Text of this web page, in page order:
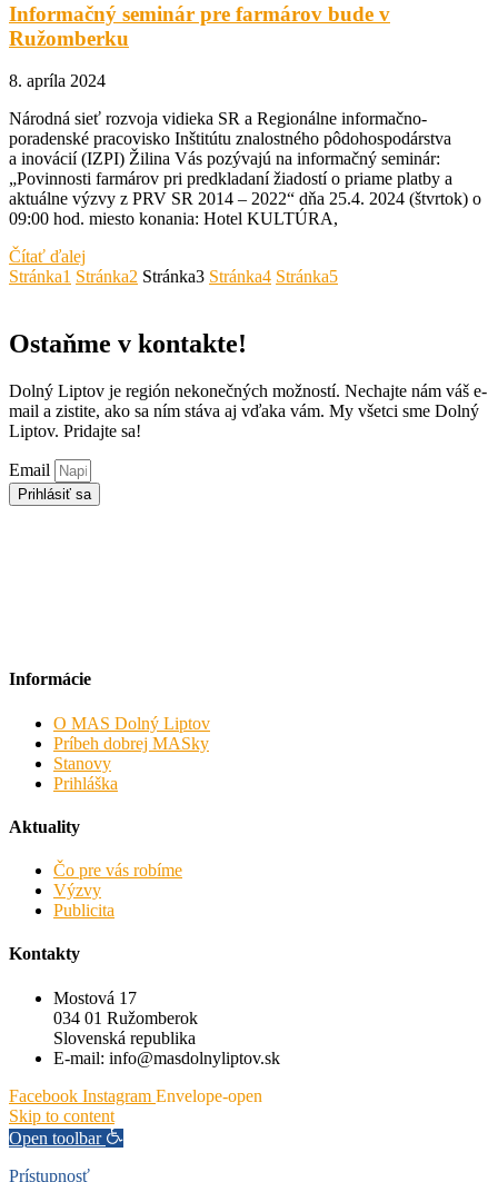
Informačný seminár pre farmárov bude v
Ružomberku
8. apríla 2024
Národná sieť rozvoja vidieka SR a Regionálne informačno-
poradenské pracovisko Inštitútu znalostného pôdohospodárstva
a inovácií (IZPI) Žilina Vás pozývajú na informačný seminár:
„Povinnosti farmárov pri predkladaní žiadostí o priame platby a
aktuálne výzvy z PRV SR 2014 – 2022“ dňa 25.4. 2024 (štvrtok) o
09:00 hod. miesto konania: Hotel KULTÚRA,
Čítať ďalej
Stránka1 Stránka2 Stránka3 Stránka4 Stránka5
Ostaňme v kontakte!
Dolný Liptov je región nekonečných možností. Nechajte nám váš e-
mail a zistite, ako sa ním stáva aj vďaka vám. My všetci sme Dolný
Liptov. Pridajte sa!
Email
Prihlásiť sa
Informácie
O MAS Dolný Liptov
Príbeh dobrej MASky
Stanovy
Prihláška
Aktuality
Čo pre vás robíme
Výzvy
Publicita
Kontakty
Mostová 17
034 01 Ružomberok
Slovenská republika
E-mail: info@masdolnyliptov.sk
Facebook Instagram Envelope-open
Skip to content
Open toolbar
Prístupnosť